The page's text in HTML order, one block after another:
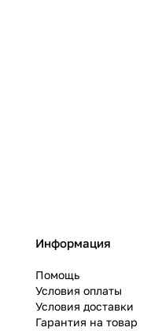
Информация
Помощь
Условия оплаты
Условия доставки
Гарантия на товар